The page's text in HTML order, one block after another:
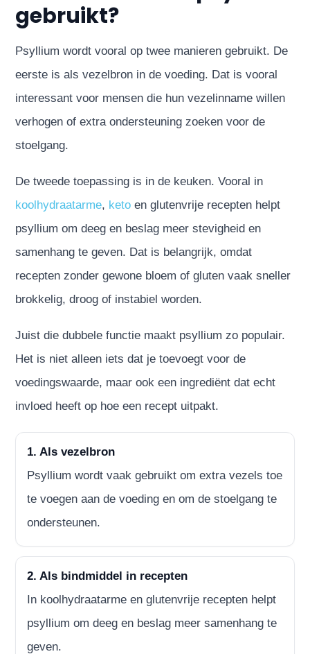
gebruikt?
Psyllium wordt vooral op twee manieren gebruikt. De
eerste is als vezelbron in de voeding. Dat is vooral
interessant voor mensen die hun vezelinname willen
verhogen of extra ondersteuning zoeken voor de
stoelgang.
De tweede toepassing is in de keuken. Vooral in
koolhydraatarme, keto en glutenvrije recepten helpt
psyllium om deeg en beslag meer stevigheid en
samenhang te geven. Dat is belangrijk, omdat
recepten zonder gewone bloem of gluten vaak sneller
brokkelig, droog of instabiel worden.
Juist die dubbele functie maakt psyllium zo populair.
Het is niet alleen iets dat je toevoegt voor de
voedingswaarde, maar ook een ingrediënt dat echt
invloed heeft op hoe een recept uitpakt.
1. Als vezelbron
Psyllium wordt vaak gebruikt om extra vezels toe
te voegen aan de voeding en om de stoelgang te
ondersteunen.
2. Als bindmiddel in recepten
In koolhydraatarme en glutenvrije recepten helpt
psyllium om deeg en beslag meer samenhang te
geven.